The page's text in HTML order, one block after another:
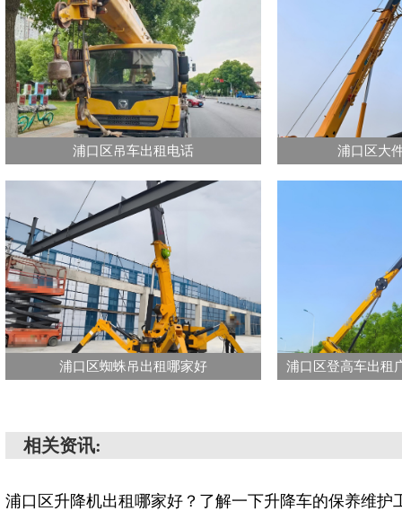
浦口区吊车出租电话 浦口区大
浦口区蜘蛛吊出租哪家好
相关资讯:
浦口区升降机出租哪家好？了解一下升降车的保养维护